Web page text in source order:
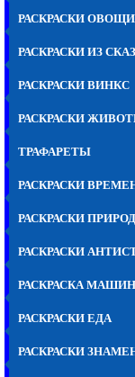
РАСКРАСКИ
РАСКРАСКИ ИЗ
РАСКРАСКИ ВИНКС
РАСКРАСКИ
ТРАФАРЕТЫ
РАСКРАСКИ
РАСКРАСКИ
РАСКРАСКИ
РАСКРАСКА
РАСКРАСКИ ЕДА
РАСКРАСКИ